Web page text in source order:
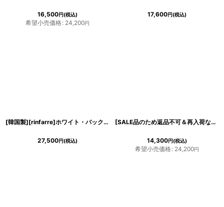
16,500円(税込)
希望小売価格: 24,200円
17,600円(税込)
[韓国製][rinfarre]ホワイト・バックオープン・ホルタードレープネック・ノースリーブ・Aライン・ロングドレス・ワンピース[黒木麗奈着用][送料無料]
27,500円(税込)
[SALE品のため返品不可＆再入荷なしの現品限り][韓国製][rinfarre]ゴールド・ シルバー・ オフショルダー・ スリット・ シンプル・ ラメ・ タイト・ ロングドレス・ ワンピース[奈月セナ着用]《送料＆代引き手数料無料》
14,300円(税込)
希望小売価格: 24,200円